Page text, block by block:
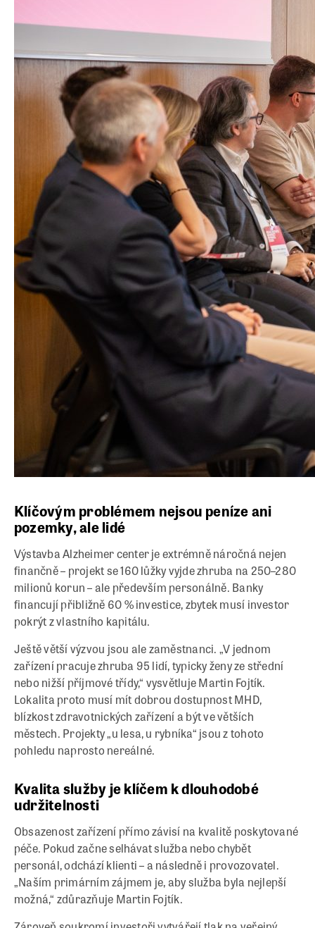
Klíčovým problémem nejsou peníze ani
pozemky, ale lidé
Výstavba Alzheimer center je extrémně náročná nejen
finančně – projekt se 160 lůžky vyjde zhruba na 250–280
milionů korun – ale především personálně. Banky
financují přibližně 60 % investice, zbytek musí investor
pokrýt z vlastního kapitálu.
Ještě větší výzvou jsou ale zaměstnanci. „V jednom
zařízení pracuje zhruba 95 lidí, typicky ženy ze střední
nebo nižší příjmové třídy,“ vysvětluje Martin Fojtík.
Lokalita proto musí mít dobrou dostupnost MHD,
blízkost zdravotnických zařízení a být ve větších
městech. Projekty „u lesa, u rybníka“ jsou z tohoto
pohledu naprosto nereálné.
Kvalita služby je klíčem k dlouhodobé
udržitelnosti
Obsazenost zařízení přímo závisí na kvalitě poskytované
péče. Pokud začne selhávat služba nebo chybět
personál, odchází klienti – a následně i provozovatel.
„Naším primárním zájmem je, aby služba byla nejlepší
možná,“ zdůrazňuje Martin Fojtík.